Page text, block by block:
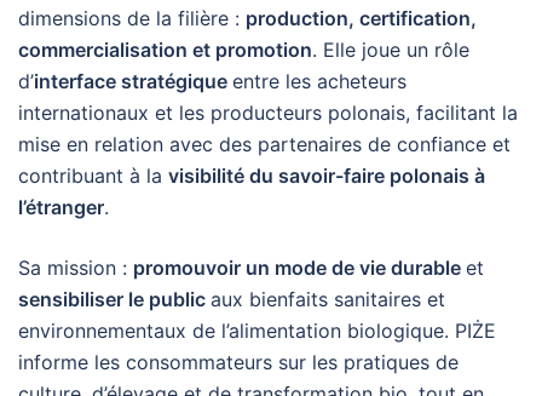
dimensions de la filière : production, certification,
commercialisation et promotion. Elle joue un rôle
d’interface stratégique entre les acheteurs
internationaux et les producteurs polonais, facilitant la
mise en relation avec des partenaires de confiance et
contribuant à la visibilité du savoir-faire polonais à
l’étranger.
Sa mission : promouvoir un mode de vie durable et
sensibiliser le public aux bienfaits sanitaires et
environnementaux de l’alimentation biologique. PIŻE
informe les consommateurs sur les pratiques de